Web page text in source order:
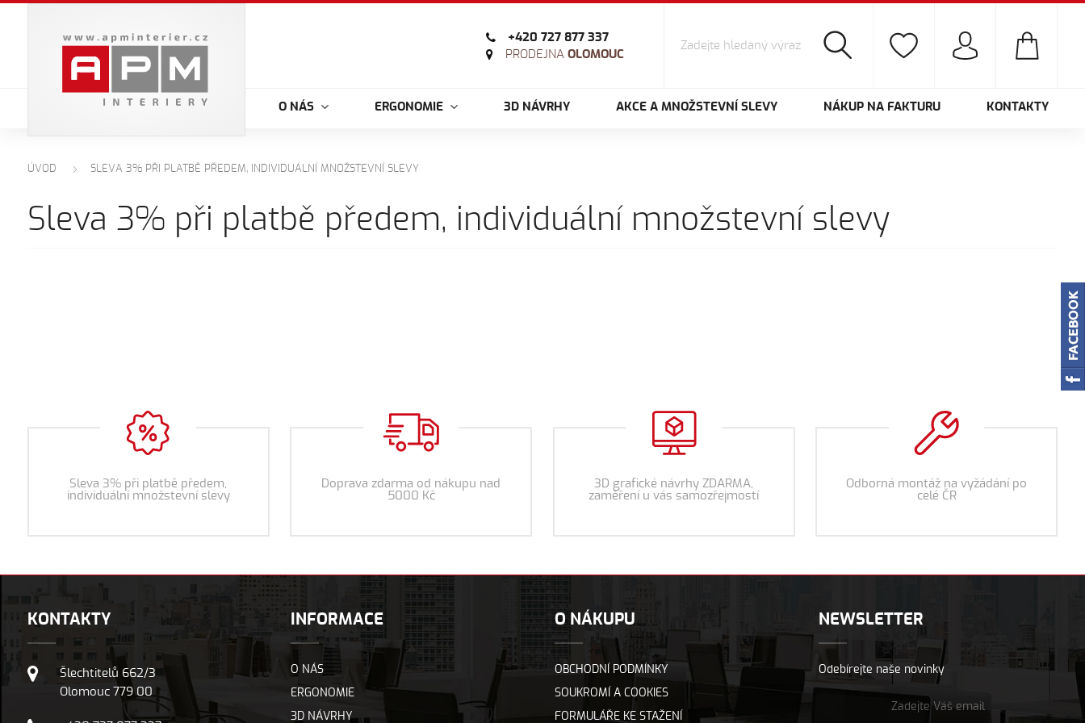
+420 727 877 337
PRODEJNA OLOMOUC
O NÁS ERGONOMIE 3D NÁVRHY AKCE A MNOŽSTEVNÍ SLEVY NÁKUP NA FAKTURU KONTAKTY
ÚVOD SLEVA 3% PŘI PLATBĚ PŘEDEM, INDIVIDUÁLNÍ MNOŽSTEVNÍ SLEVY
Sleva 3% při platbě předem, individuální množstevní slevy
Sleva 3% při platbě předem,
individuální množstevní slevy
Doprava zdarma od nákupu nad
5000 Kč
3D grafické návrhy ZDARMA,
zaměření u vás samozřejmostí
Odborná montáž na vyžádání po
celé ČR
KONTAKTY
Šlechtitelů 662/3
Olomouc 779 00
INFORMACE
O NÁS
ERGONOMIE
3D NÁVRHY
O NÁKUPU
OBCHODNÍ PODMÍNKY
SOUKROMÍ A COOKIES
FORMULÁŘE KE STAŽENÍ
NEWSLETTER
Odebírejte naše novinky